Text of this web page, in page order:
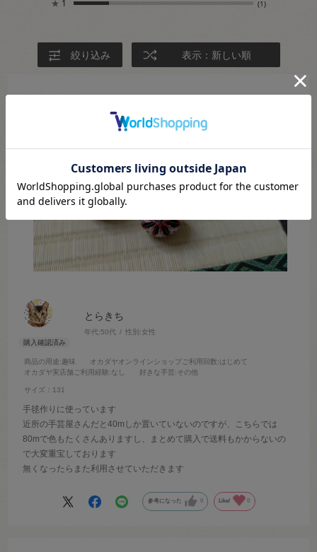
★ 1 (1)
絞り込み 表示：新しい順
とらきち
年代:50代 性別:女性
商品の用途:趣味 オカダヤオンラインショップご利用回数:はじめて
オカダヤ実店舗ご利用経験:なし 好きな手芸:その他
サイズ：131
手毬作りに使っています
近所の手芸屋さんだと40mしか置いていないのですが、こちらでは
80mで色もたくさんありますし、まとめて購入で送料もかからないの
で大変重宝しております
無くなったらまた利用させていただきます
参考になった 0 Like! 0